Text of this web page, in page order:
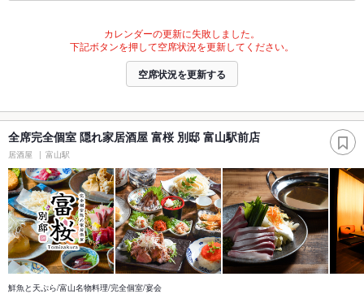
カレンダーの更新に失敗しました。
下記ボタンを押して空席状況を更新してください。
空席状況を更新する
全席完全個室 隠れ家居酒屋 富桜 別邸 富山駅前店
居酒屋 富山駅
鮮魚と天ぷら/富山名物料理/完全個室/宴会